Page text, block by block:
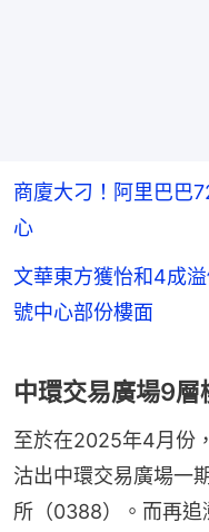
商廈大刁！阿里巴巴
心
文華東方獲怡和4成
號中心部份樓面
中環交易廣場9
至於在2025年4月份
沽出中環交易廣場一
所（0388）。而再